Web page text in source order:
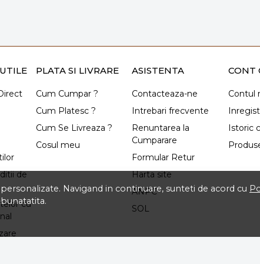
Navigand in continuare, sunteti de acord cu
de
cu
PLATA SI LIVRARE
Cum Cumpar ?
Cum Platesc ?
Cum Se Livreaza ?
Cosul meu
ASISTENTA
Contacteaza-ne
Intrebari frecvente
Renuntarea la
Cumparare
Formular Retur
Harta site
ANPC
SOL
CONT
Contul
Istoric